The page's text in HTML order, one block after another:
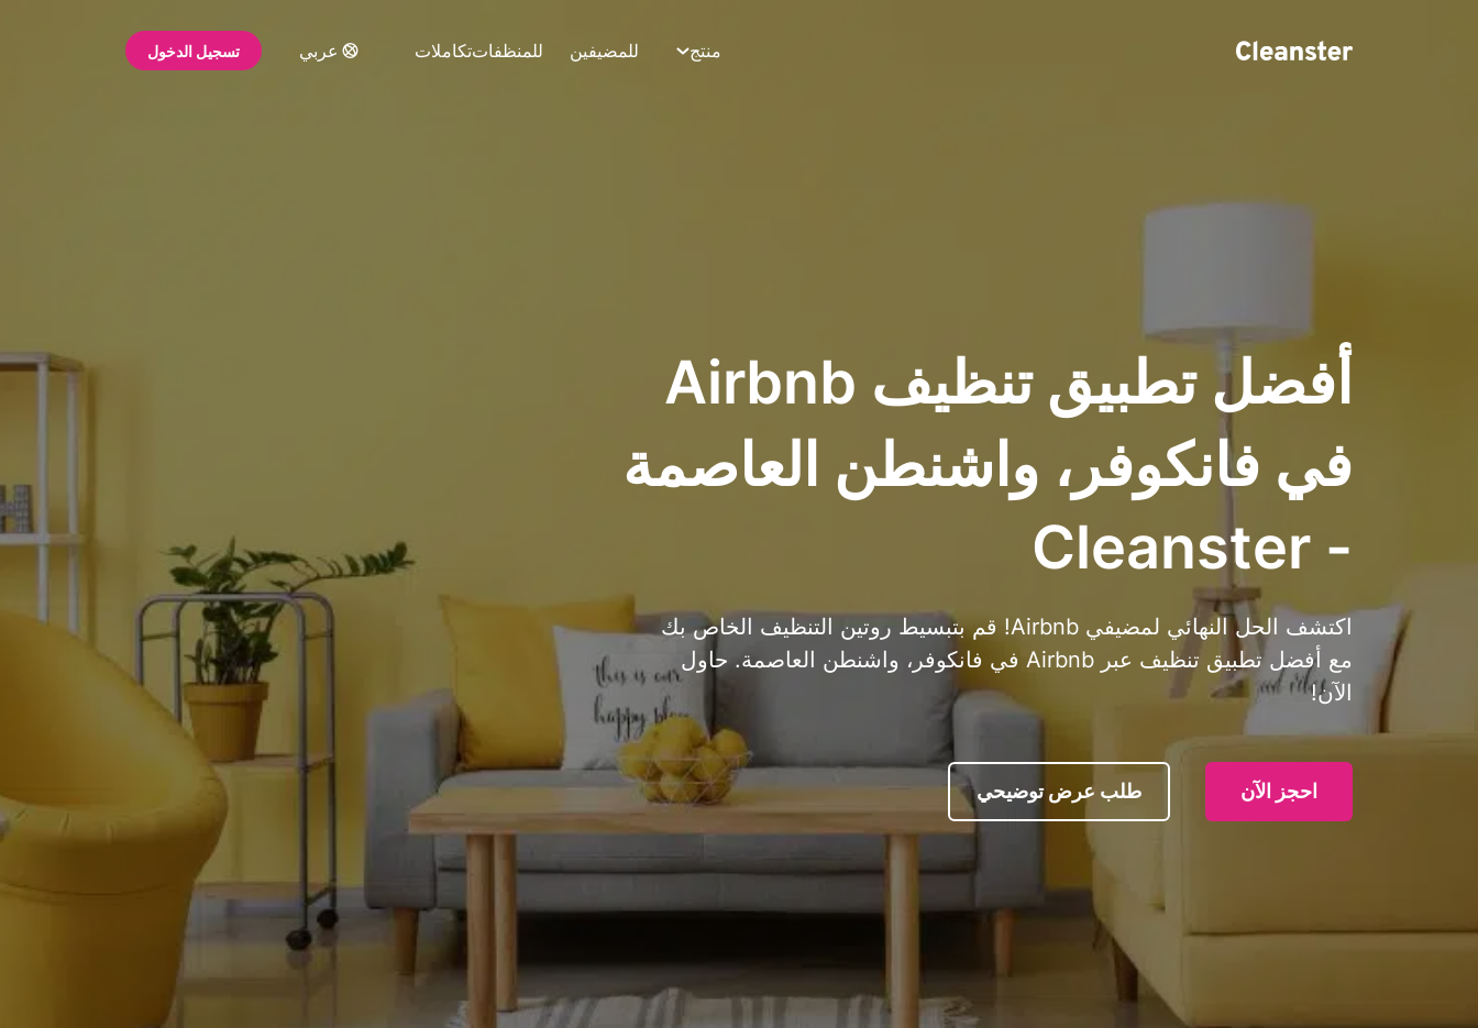
منتج للمضيفين للمنظفاتتكاملات عربي تسجيل الدخول
أفضل تطبيق تنظيف Airbnb
في فانكوفر، واشنطن العاصمة
- Cleanster
اكتشف الحل النهائي لمضيفي Airbnb! قم بتبسيط روتين التنظيف الخاص بك
مع أفضل تطبيق تنظيف عبر Airbnb في فانكوفر، واشنطن العاصمة. حاول
الآن!
احجز الآن طلب عرض توضيحي